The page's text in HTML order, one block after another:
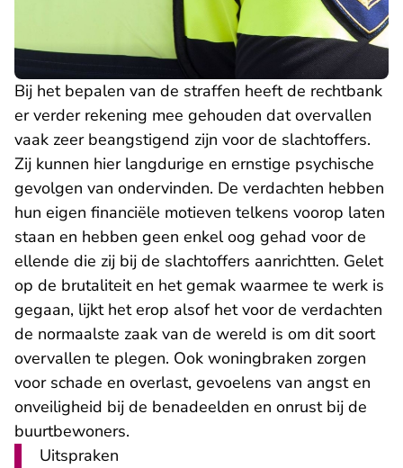
Bij het bepalen van de straffen heeft de rechtbank
er verder rekening mee gehouden dat overvallen
vaak zeer beangstigend zijn voor de slachtoffers.
Zij kunnen hier langdurige en ernstige psychische
gevolgen van ondervinden. De verdachten hebben
hun eigen financiële motieven telkens voorop laten
staan en hebben geen enkel oog gehad voor de
ellende die zij bij de slachtoffers aanrichtten. Gelet
op de brutaliteit en het gemak waarmee te werk is
gegaan, lijkt het erop alsof het voor de verdachten
de normaalste zaak van de wereld is om dit soort
overvallen te plegen. Ook woningbraken zorgen
voor schade en overlast, gevoelens van angst en
onveiligheid bij de benadeelden en onrust bij de
buurtbewoners.
Uitspraken